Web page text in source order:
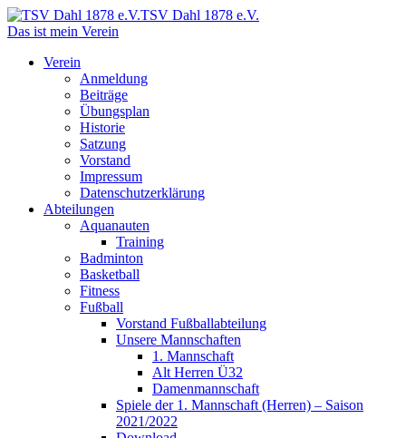
TSV Dahl 1878 e.V.
Das ist mein Verein
Verein
Anmeldung
Beiträge
Übungsplan
Historie
Satzung
Vorstand
Impressum
Datenschutzerklärung
Abteilungen
Aquanauten
Training
Badminton
Basketball
Fitness
Fußball
Vorstand Fußballabteilung
Unsere Mannschaften
1. Mannschaft
Alt Herren Ü32
Damenmannschaft
Spiele der 1. Mannschaft (Herren) – Saison
2021/2022